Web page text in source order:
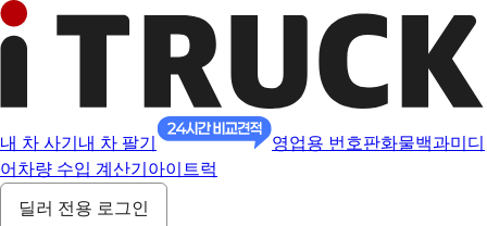
내 차 사기 내 차 팔기 영업용 번호판화물백과미디
어 차량 수입 계산기 아이트럭
딜러 전용 로그인